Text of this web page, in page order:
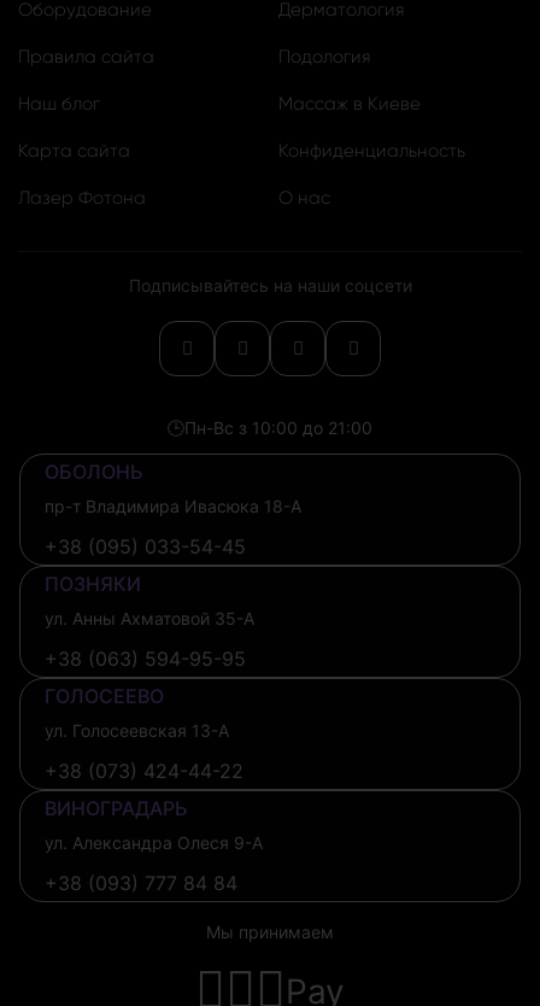
Оборудование
Правила сайта
Наш блог
Карта сайта
Лазер Фотона
Дерматология
Подология
Массаж в Киеве
Конфиденциальность
О нас
Подписывайтесь на наши соцсети
🕒Пн-Вс з 10:00 до 21:00
ОБОЛОНЬ
пр-т Владимира Ивасюка 18-А
+38 (095) 033-54-45
ПОЗНЯКИ
ул. Анны Ахматовой 35-А
+38 (063) 594-95-95
ГОЛОСЕЕВО
ул. Голосеевская 13-А
+38 (073) 424-44-22
ВИНОГРАДАРЬ
ул. Александра Олеся 9-А
+38 (093) 777 84 84
Мы принимаем
Pay